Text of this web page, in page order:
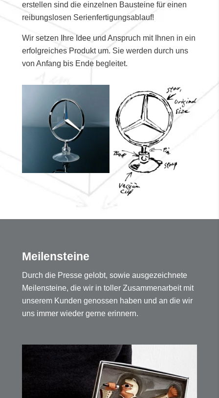
erstellen sind die einzelnen Bausteine für einen
reibungslosen Serienfertigungsablauf!
Wir setzen Ihre Idee und Anspruch mit Ihnen in ein
erfolgreiches Produkt um. Sie werden durch uns
von Anfang bis Ende begleitet.
Meilensteine
Durch die Presse gelobt, sowie ausgezeichnete
Meilensteine, die wir in toller Zusammenarbeit mit
unserem Kunden genossen haben und an die wir
uns immer wieder gerne erinnern.